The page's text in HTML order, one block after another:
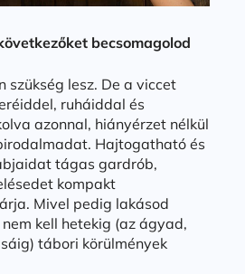
becsomagolod
szükség lesz. De a viccet
ruháiddal és
azonnal, hiányérzet nélkül
Hajtogatható és
tágas gardrób,
kompakt
Mivel pedig lakásod
kell hetekig (az ágyad,
tábori körülmények